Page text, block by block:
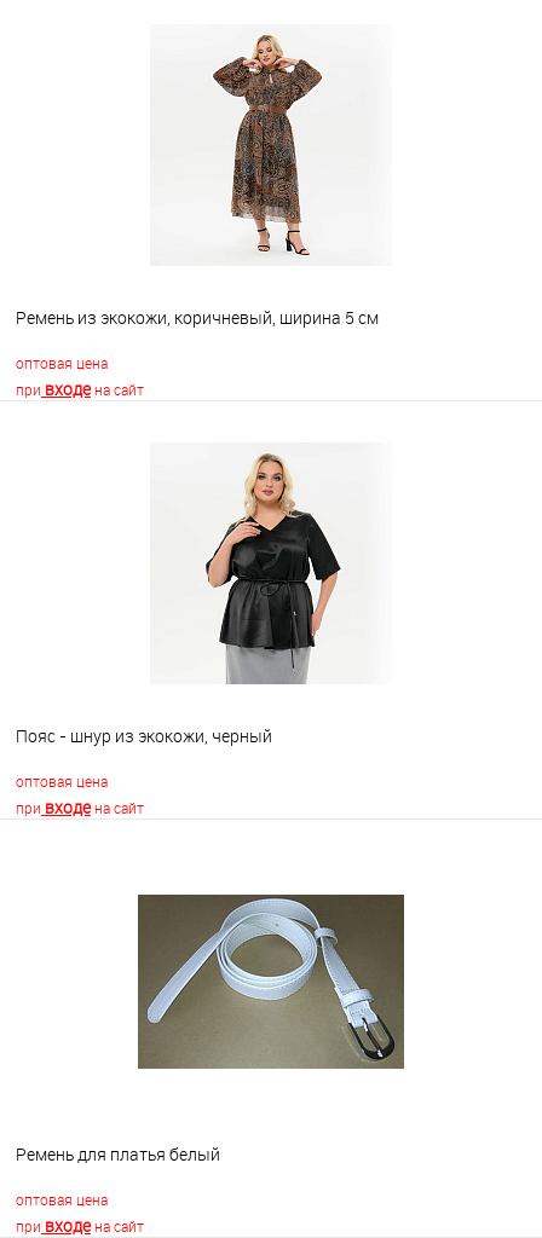
В корзину
Ремень из экокожи, коричневый, ширина 5 см
оптовая цена
при входена сайт
В корзину
Пояс - шнур из экокожи, черный
оптовая цена
при входена сайт
Недоступно
Ремень для платья белый
оптовая цена
при входена сайт